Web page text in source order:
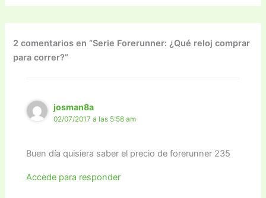
2 comentarios en “Serie Forerunner: ¿Qué reloj comprar
para correr?”
josman8a
02/07/2017 a las 5:58 am
Buen día quisiera saber el precio de forerunner 235
Accede para responder